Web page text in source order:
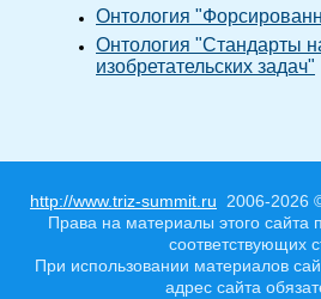
Онтология
Онтология "Стандарты
изобретательских задач"
http://www.triz-summit.ru 2006-2026
Права на материалы этого сайта
соответствующих
При использовании материалов
адрес сайта